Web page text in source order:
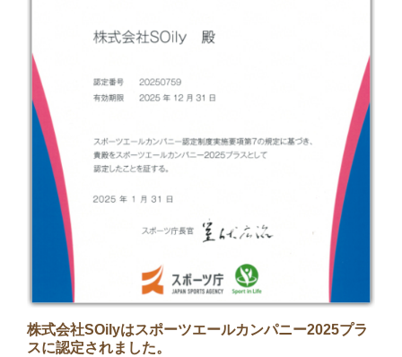
株式会社SOilyはスポーツエールカンパニー2025プラ
スに認定されました。